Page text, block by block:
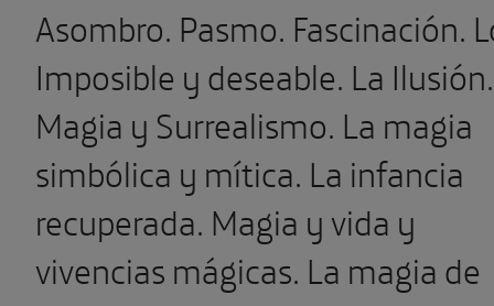
Asombro. Pasmo. Fascinación.
Imposible y deseable. La Ilusión.
Magia y Surrealismo. La magia
simbólica y mítica. La infancia
recuperada. Magia y vida y
vivencias mágicas. La magia de